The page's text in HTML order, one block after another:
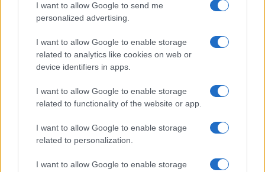
I want to allow Google to send me
personalized advertising.
I want to allow Google to enable storage
related to analytics like cookies on web or
device identifiers in apps.
I want to allow Google to enable storage
related to functionality of the website or app.
I want to allow Google to enable storage
related to personalization.
I want to allow Google to enable storage
Facebook
Globalist
Globalscience
Globalsport
Salute
Megachip
GiULia
Prima Pagina
Giornale dello
Spettacolo